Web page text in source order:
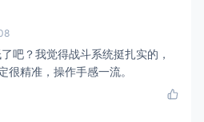
吧？我觉得战斗系统挺扎实的，
很精准，操作手感一流。